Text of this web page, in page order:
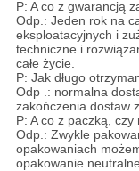
P: A co z gwarancją
Odp.: Jeden rok na
eksploatacyjnych i
techniczne i
całe życie.
P: Jak długo
Odp .: normalna
zakończenia dostaw
P: A co z paczką,
Odp.: Zwykle
opakowaniach
opakowanie neutralne.